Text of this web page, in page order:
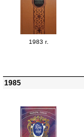
1983 г.
1985